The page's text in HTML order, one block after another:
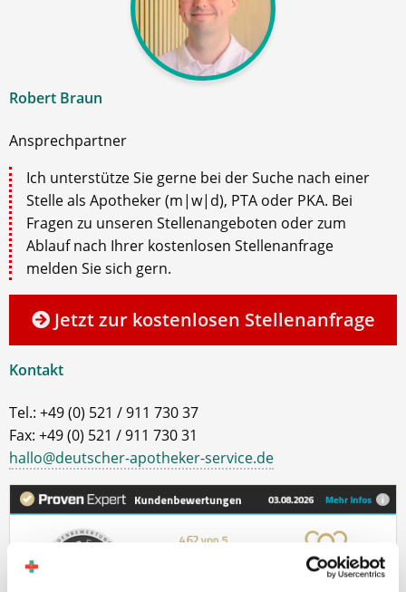
Robert Braun
Ansprechpartner
Ich unterstütze Sie gerne bei der Suche nach einer
Stelle als Apotheker (m|w|d), PTA oder PKA. Bei
Fragen zu unseren Stellenangeboten oder zum
Ablauf nach Ihrer kostenlosen Stellenanfrage
melden Sie sich gern.
Jetzt zur kostenlosen Stellenanfrage
Kontakt
Tel.: +49 (0) 521 / 911 730 37
Fax: +49 (0) 521 / 911 730 31
hallo@deutscher-apotheker-service.de